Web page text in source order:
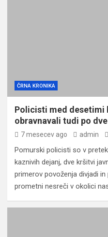
ČRNA KRONIKA
Policisti med desetimi
obravnavali tudi po
7 mesecev ago admin
Pomurski policisti so v
kaznivih dejanj, dve kršitvi
primerov povoženja divjadi
prometni nesreči v okolici